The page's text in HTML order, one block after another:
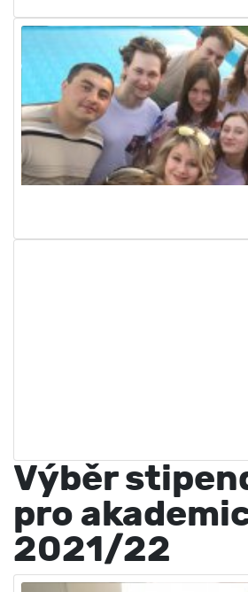
Výběr
pro
2021/22